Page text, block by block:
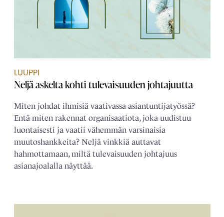
LUUPPI
Neljä askelta kohti tulevaisuuden johtajuutta
Miten johdat ihmisiä vaativassa asiantuntijatyössä?
Entä miten rakennat organisaatiota, joka uudistuu
luontaisesti ja vaatii vähemmän varsinaisia
muutoshankkeita? Neljä vinkkiä auttavat
hahmottamaan, miltä tulevaisuuden johtajuus
asianajoalalla näyttää.